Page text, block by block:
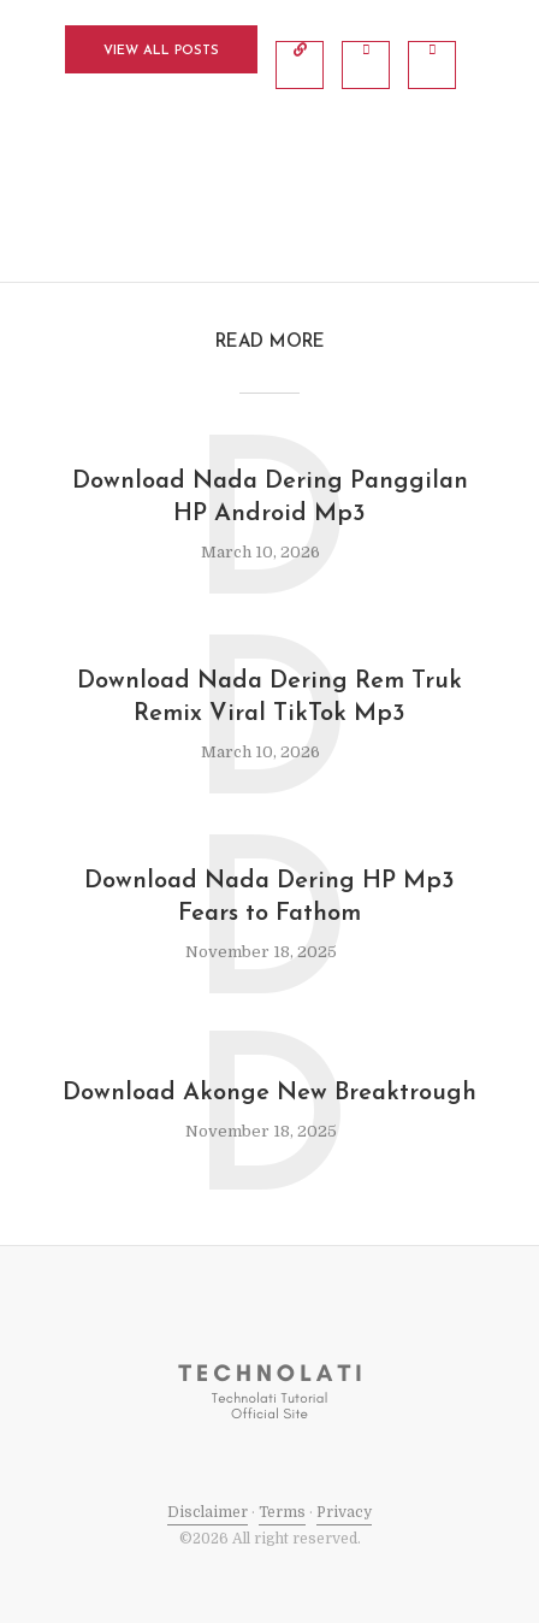
VIEW ALL POSTS
READ MORE
Download Nada Dering Panggilan
HP Android Mp3
March 10, 2026
D
Download Nada Dering Rem Truk
Remix Viral TikTok Mp3
March 10, 2026
D
Download Nada Dering HP Mp3
Fears to Fathom
November 18, 2025
D
Download Akonge New Breaktrough
November 18, 2025
D
Disclaimer · Terms · Privacy
©2026 All right reserved.